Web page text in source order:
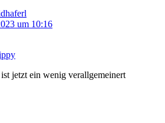
um 10:16
jetzt ein wenig verallgemeinert